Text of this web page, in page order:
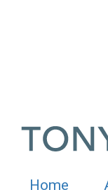
Home